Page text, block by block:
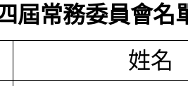
屆常務委員會名
姓名